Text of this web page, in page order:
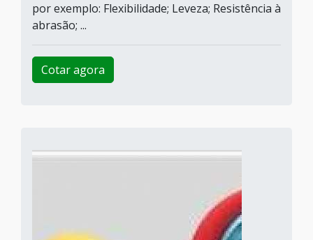
por exemplo: Flexibilidade; Leveza; Resistência à
abrasão; ...
Cotar agora